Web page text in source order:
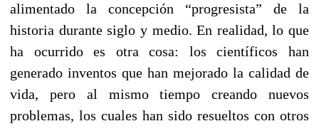
alimentado la concepción “progresista” de la
historia durante siglo y medio. En realidad, lo que
ha ocurrido es otra cosa: los científicos han
generado inventos que han mejorado la calidad de
vida, pero al mismo tiempo creando nuevos
problemas, los cuales han sido resueltos con otros